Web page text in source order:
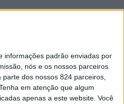
informações padrão enviadas por
nós e os nossos parceiros
dos nossos 824 parceiros,
em atenção que algum
apenas a este website. Você